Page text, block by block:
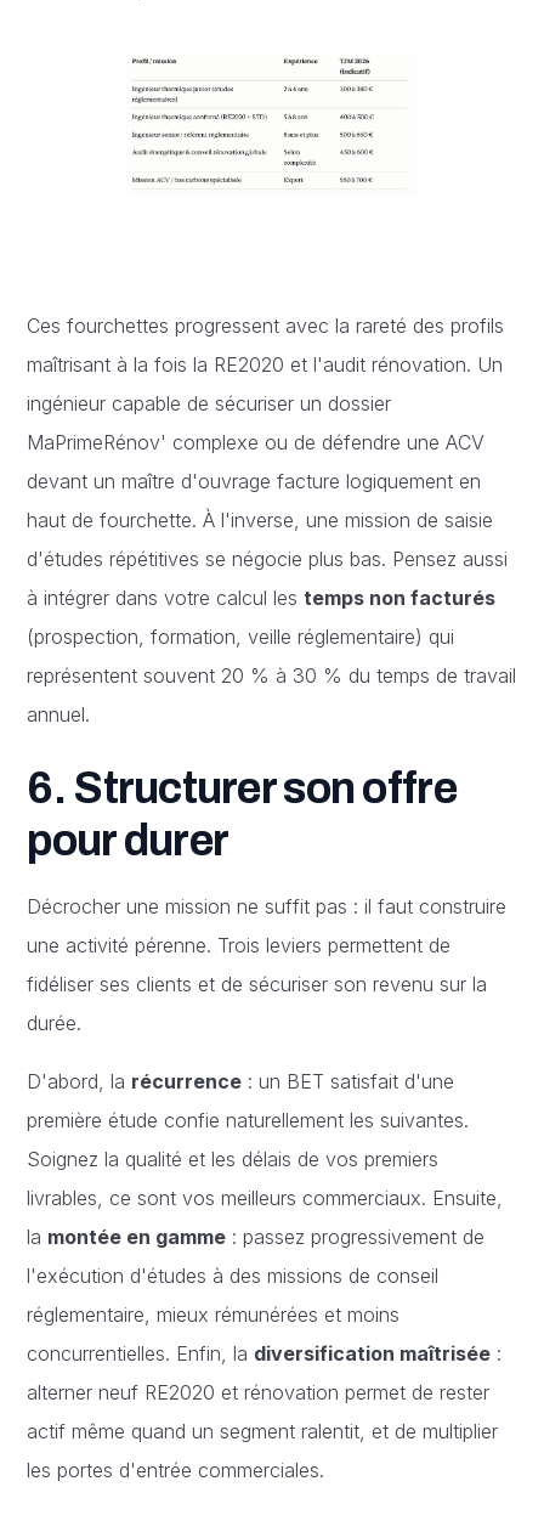
Ces fourchettes progressent avec la rareté des profils
maîtrisant à la fois la RE2020 et l'audit rénovation. Un
ingénieur capable de sécuriser un dossier
MaPrimeRénov' complexe ou de défendre une ACV
devant un maître d'ouvrage facture logiquement en
haut de fourchette. À l'inverse, une mission de saisie
d'études répétitives se négocie plus bas. Pensez aussi
à intégrer dans votre calcul lestemps non facturés
(prospection, formation, veille réglementaire) qui
représentent souvent 20 % à 30 % du temps de travail
annuel.
6. Structurer son offre
pour durer
Décrocher une mission ne suffit pas : il faut construire
une activité pérenne. Trois leviers permettent de
fidéliser ses clients et de sécuriser son revenu sur la
durée.
D'abord, la récurrence : un BET satisfait d'une
première étude confie naturellement les suivantes.
Soignez la qualité et les délais de vos premiers
livrables, ce sont vos meilleurs commerciaux. Ensuite,
la montée en gamme : passez progressivement de
l'exécution d'études à des missions de conseil
réglementaire, mieux rémunérées et moins
concurrentielles. Enfin, la diversification maîtrisée :
alterner neuf RE2020 et rénovation permet de rester
actif même quand un segment ralentit, et de multiplier
les portes d'entrée commerciales.